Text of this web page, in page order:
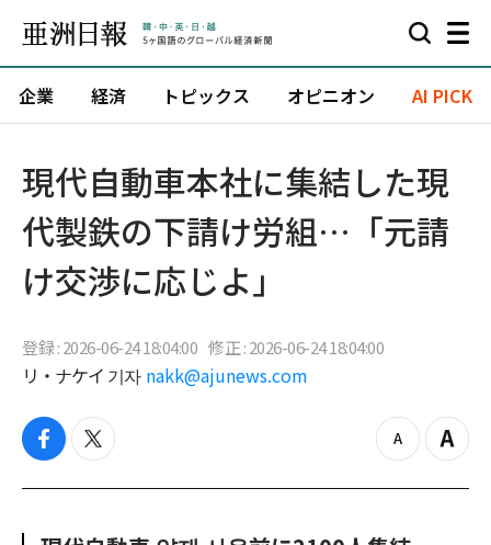
企業 経済 トピックス オピニオン AI PICK
現代自動車本社に集結した現
代製鉄の下請け労組…「元請
け交渉に応じよ」
登録 : 2026-06-24 18:04:00 修正 : 2026-06-24 18:04:00
リ・ナケイ 기자 nakk@ajunews.com
f
c
t
i
z
o
Z
o